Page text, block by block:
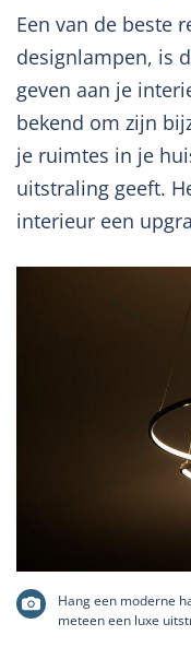
Een van de beste
designlampen, is
geven aan je
bekend om zijn
je ruimtes in je
uitstraling geeft.
interieur een
Hang een moderne
meteen een luxe